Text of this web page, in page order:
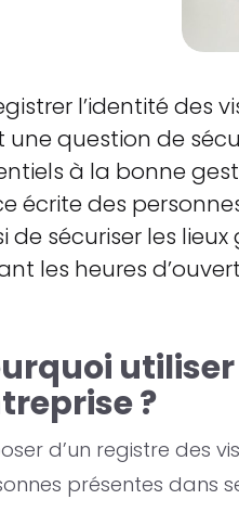
l’identité des
une question de
à la bonne
écrite des
de sécuriser les
les heures
?
d’un registre des
présentes dans